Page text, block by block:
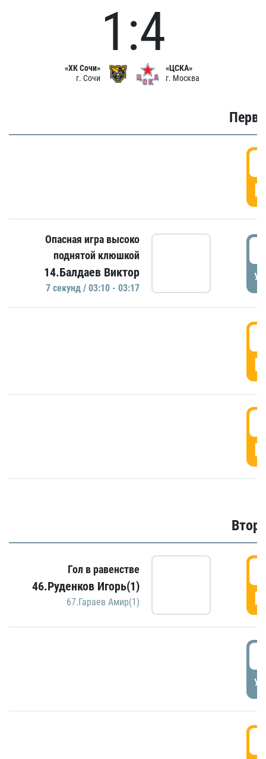
«ХК Сочи»
г. Сочи
1:4
«ЦСКА»
г. Москва
Опасная игра высоко
поднятой клюшкой
14.Балдаев Виктор
7 секунд / 03:10 - 03:17
Гол в равенстве
46.Руденков Игорь(1)
67.Гараев Амир(1)